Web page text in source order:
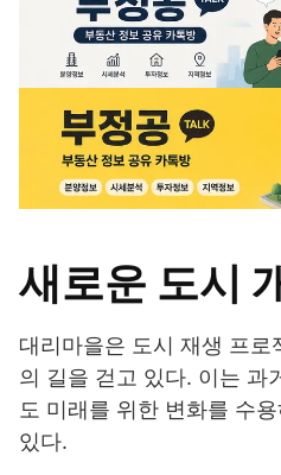
새로운 도시
대리마을은 도시 재생 프로
의 길을 걷고 있다. 이는 과
도 미래를 위한 변화를 수
있다.